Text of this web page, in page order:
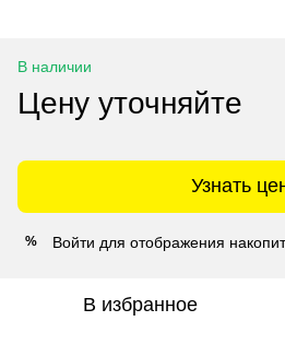
В наличии
Цену уточняйте
Узнать
% Войти для отображения
В избранное